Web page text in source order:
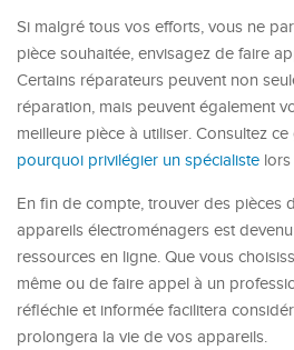
Si malgré tous vos efforts, vous ne
pièce souhaitée, envisagez de faire
Certains réparateurs peuvent non
réparation, mais peuvent également
meilleure pièce à utiliser. Consultez
pourquoi privilégier un spécialiste
En fin de compte, trouver des pièces
appareils électroménagers est
ressources en ligne. Que vous
même ou de faire appel à un
réfléchie et informée facilitera
prolongera la vie de vos appareils.